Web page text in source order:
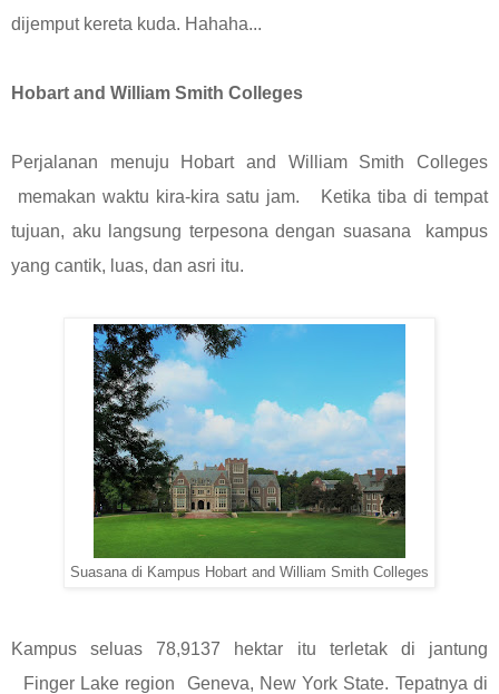
dijemput kereta kuda. Hahaha...
Hobart and William Smith Colleges
Perjalanan menuju Hobart and William Smith Colleges
memakan waktu kira-kira satu jam. Ketika tiba di tempat
tujuan, aku langsung terpesona dengan suasana kampus
yang cantik, luas, dan asri itu.
Suasana di Kampus Hobart and William Smith Colleges
Kampus seluas 78,9137 hektar itu terletak di jantung
Finger Lake region Geneva, New York State. Tepatnya di